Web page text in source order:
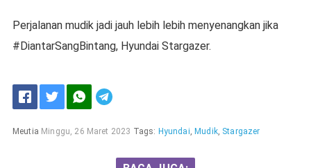
Perjalanan mudik jadi jauh lebih lebih menyenangkan jika
#DiantarSangBintang, Hyundai Stargazer.
Meutia Minggu, 26 Maret 2023 Tags: Hyundai, Mudik, Stargazer